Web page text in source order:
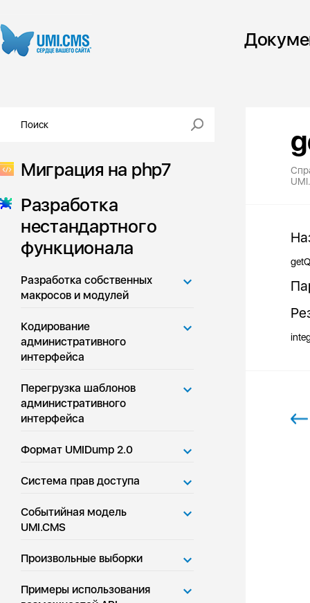
Миграция на php7
Разработка
нестандартного
функционала
Разработка собственных
макросов и модулей
Кодирование
административного
интерфейса
Перегрузка шаблонов
административного
интерфейса
Формат UMIDump 2.0
Система прав доступа
Событийная модель
UMI.CMS
Произвольные выборки
Примеры использования